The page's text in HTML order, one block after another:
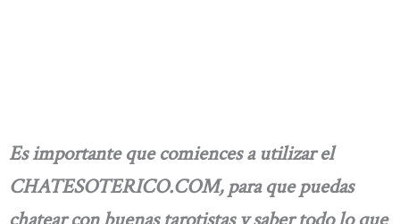
Es importante que comiences a utilizar el
CHATESOTERICO.COM, para que puedas